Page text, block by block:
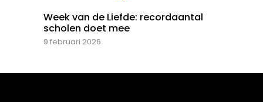
Week van de Liefde: recordaantal
scholen doet mee
9 februari 2026